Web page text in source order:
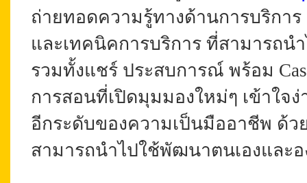
ถ่ายทอดความรู้ทางด้านการบริการ
และเทคนิคการบริการ ที่สามารถ
รวมทั้งแชร์ ประสบการณ์ พร้อม
การสอนที่เปิดมุมมองใหม่ๆ เข้าใจ
อีกระดับของความเป็นมืออาชีพ ด้
สามารถนำไปใช้พัฒนาตนเองและอ